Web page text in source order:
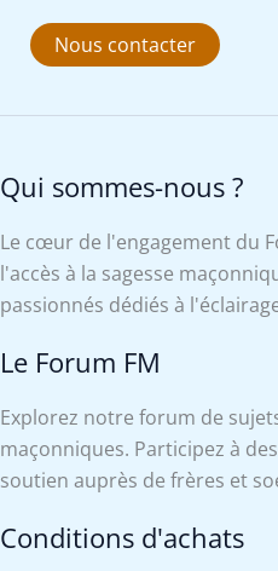
Nous contacter
Qui sommes-nous ?
Le cœur de l'engagement du
l'accès à la sagesse
passionnés dédiés à
Le Forum FM
Explorez notre forum de
maçonniques. Participez à
soutien auprès de frères et
Conditions d'achats